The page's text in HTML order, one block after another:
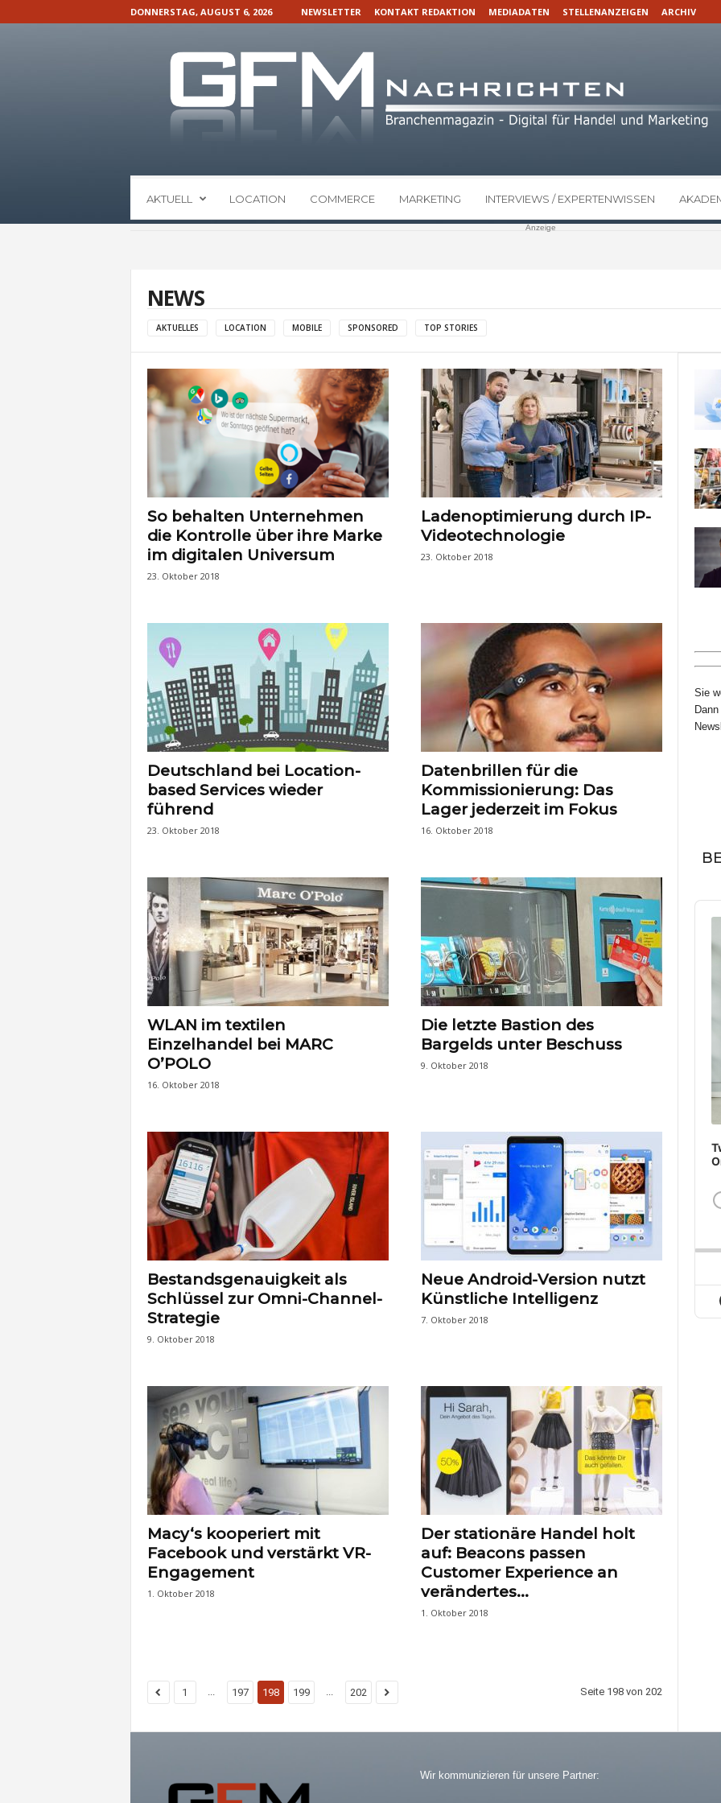
DONNERSTAG, AUGUST 6, 2026 NEWSLETTER KONTAKT REDAKTION MEDIADATEN STELLENANZEIGEN ARCHIV
M
h
AKTUELL LOCATION COMMERCE MARKETING INTERVIEWS / EXPERTENWISSEN
Anzeige
NEWS
AKTUELLES LOCATION MOBILE SPONSORED TOP STORIES
So behalten Unternehmen
die Kontrolle über ihre Marke
im digitalen Universum
23. Oktober 2018
Ladenoptimierung durch IP-
Videotechnologie
23. Oktober 2018
Deutschland bei Location-
based Services wieder
führend
23. Oktober 2018
Datenbrillen für die
Kommissionierung: Das
Lager jederzeit im Fokus
16. Oktober 2018
WLAN im textilen
Einzelhandel bei MARC
O’POLO
16. Oktober 2018
Die letzte Bastion des
Bargelds unter Beschuss
9. Oktober 2018
Bestandsgenauigkeit als
Schlüssel zur Omni-Channel-
Strategie
9. Oktober 2018
Neue Android-Version nutzt
Künstliche Intelligenz
7. Oktober 2018
Macy‘s kooperiert mit
Facebook und verstärkt VR-
Engagement
1. Oktober 2018
Der stationäre Handel holt
auf: Beacons passen
Customer Experience an
verändertes...
1. Oktober 2018
1 197 198 199 202 Seite 198 von 202
Sie
Audio
Wir kommunizieren für unsere Partner: